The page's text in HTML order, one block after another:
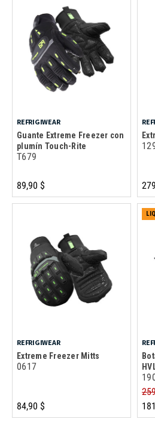
REFRIGIWEAR
Guante Extreme Freezer con
plumín Touch-Rite
T679
89,90 $
REFRIGIWEAR
Extreme Freezer Mitts
0617
84,90 $